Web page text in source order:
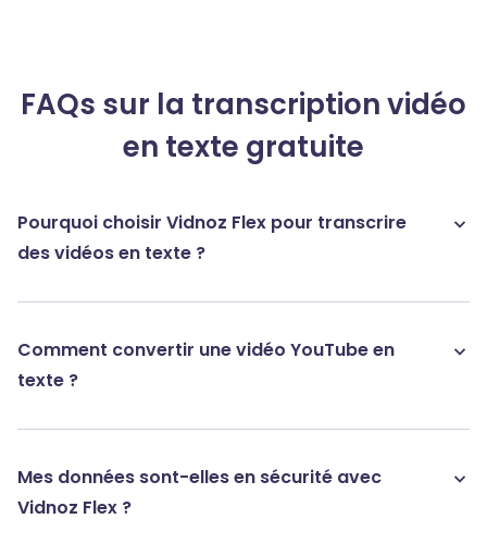
FAQs sur la transcription vidéo
en texte gratuite
Pourquoi choisir Vidnoz Flex pour transcrire
des vidéos en texte ?
Comment convertir une vidéo YouTube en
texte ?
Mes données sont-elles en sécurité avec
Vidnoz Flex ?